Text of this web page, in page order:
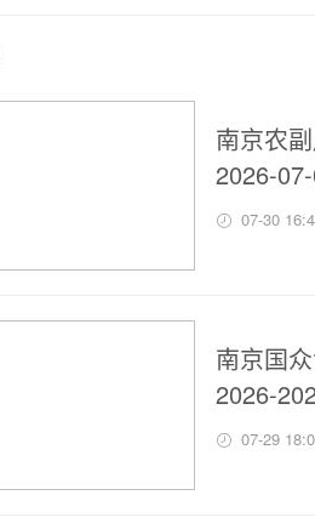
南京农
2026-
07-30
南京国
2026-
07-29